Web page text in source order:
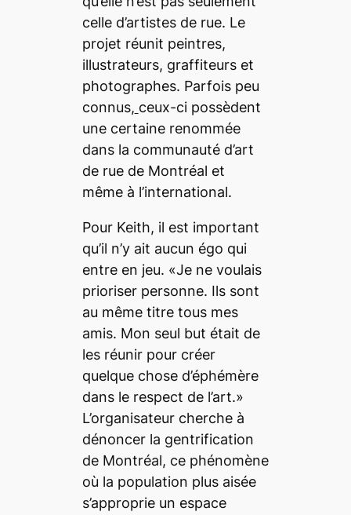
celle d’artistes de rue. Le
projet réunit peintres,
illustrateurs, graffiteurs et
photographes. Parfois peu
connus, ceux-ci possèdent
une certaine renommée
dans la communauté d’art
de rue de Montréal et
même à l’international.
Pour Keith, il est important
qu’il n’y ait aucun égo qui
entre en jeu. «Je ne voulais
prioriser personne. Ils sont
au même titre tous mes
amis. Mon seul but était de
les réunir pour créer
quelque chose d’éphémère
dans le respect de l’art.»
L’organisateur cherche à
dénoncer la gentrification
de Montréal, ce phénomène
où la population plus aisée
s’approprie un espace